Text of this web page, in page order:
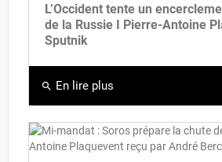
L’Occident tente un
de la Russie I Pierre-Antoine
Sputnik
search En lire plus